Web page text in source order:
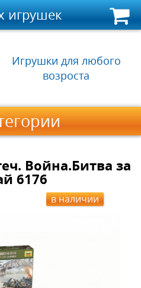
игрушек
Игрушки для любого
возроста
Война.Битва за
6176
в наличии